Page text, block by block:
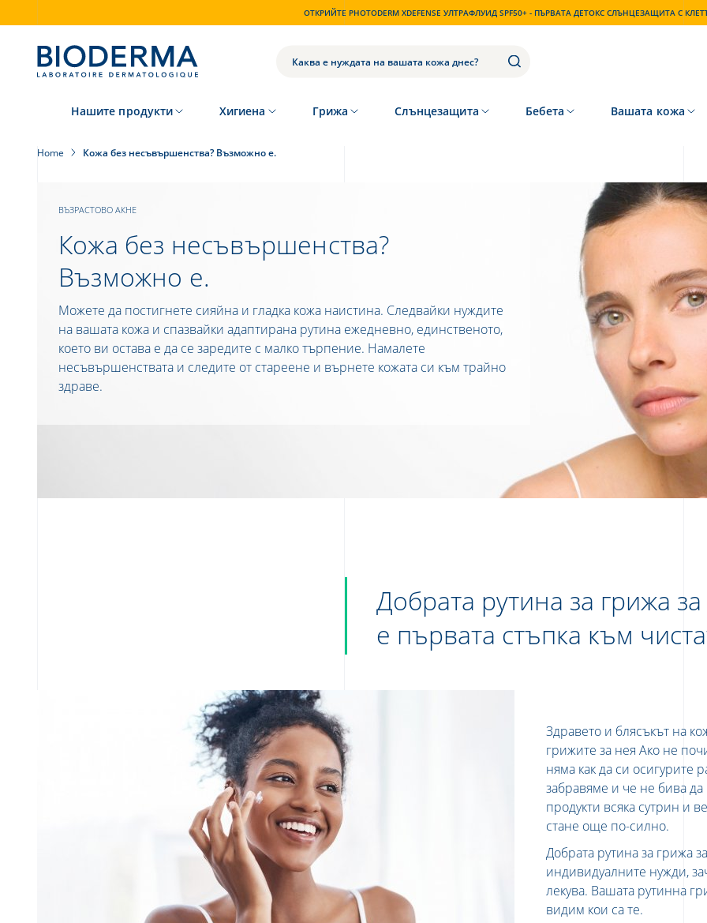
ОТКРИЙТЕ PHOTODERM XDEFENSE УЛТРАФЛУИД SPF50+ - ПЪРВАТА ДЕТОКС СЛЪНЦЕЗАЩИТА С
Нашите продукти Хигиена Грижа Слънцезащита Бебета Вашата кожа
Home Кожа без несъвършенства? Възможно е.
ВЪЗРАСТОВО АКНЕ
Кожа без несъвършенства?
Възможно е.
Можете да постигнете сияйна и гладка кожа наистина. Следвайки нуждите
на вашата кожа и спазвайки адаптирана рутина ежедневно, единственото,
което ви остава е да се заредите с малко търпение. Намалете
несъвършенствата и следите от стареене и върнете кожата си към трайно
здраве.
Добрата рутина за грижа
е първата стъпка към
Здравето и блясъкът на
грижите за нея Ако не
няма как да си осигурите
забравяме и че не бива
продукти всяка сутрин и
стане още по-силно.
Добрата рутина за грижа
индивидуалните нужди,
лекува. Вашата рутинна
видим кои са те.